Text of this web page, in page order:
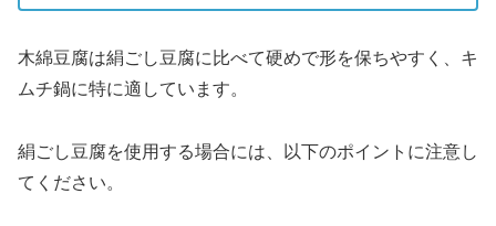
木綿豆腐は絹ごし豆腐に比べて硬めで形を保ちやすく、キ
ムチ鍋に特に適しています。
絹ごし豆腐を使用する場合には、以下のポイントに注意し
てください。